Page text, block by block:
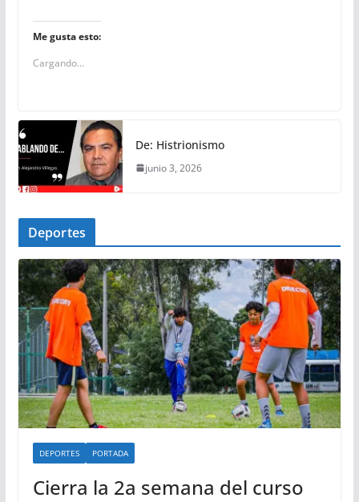
Me gusta esto:
Cargando...
De: Histrionismo
junio 3, 2026
Deportes
DEPORTES PORTADA
Cierra la 2a semana del curso